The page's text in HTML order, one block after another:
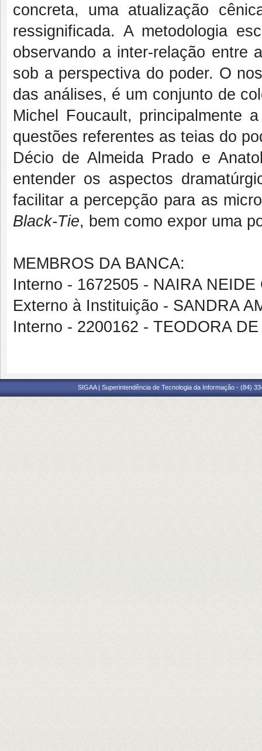
concreta, uma atualização
ressignificada. A metodologia
observando a inter-relação entre
sob a perspectiva do poder. O
das análises, é um conjunto de
Michel Foucault, principalmente
questões referentes as teias do
Décio de Almeida Prado e
entender os aspectos
facilitar a percepção para as
Black-Tie, bem como expor uma
MEMBROS DA BANCA:
Interno - 1672505 - NAIRA NEIDE
Externo à Instituição - SANDRA
Interno - 2200162 - TEODORA
SIGAA | Superintendência de Tecnologia da Informação - (84)